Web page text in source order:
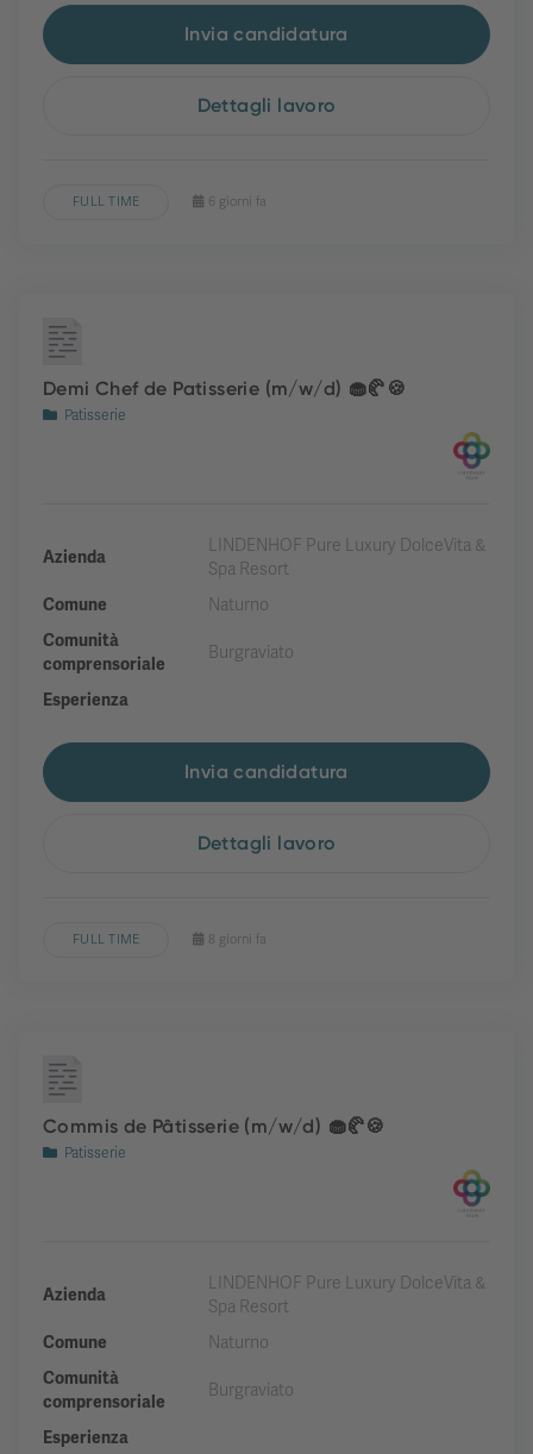
Invia candidatura
Dettagli lavoro
FULL TIME 6 giorni fa
Demi Chef de Patisserie (m/w/d) 🧁🥐🍪
Patisserie
Azienda
LINDENHOF Pure Luxury DolceVita &
Spa Resort
Comune
Naturno
Comunità
comprensoriale
Burgraviato
Esperienza
Invia candidatura
Dettagli lavoro
FULL TIME 8 giorni fa
Commis de Pâtisserie (m/w/d) 🧁🥐🍪
Patisserie
Azienda
LINDENHOF Pure Luxury DolceVita &
Spa Resort
Comune
Naturno
Comunità
comprensoriale
Burgraviato
Esperienza